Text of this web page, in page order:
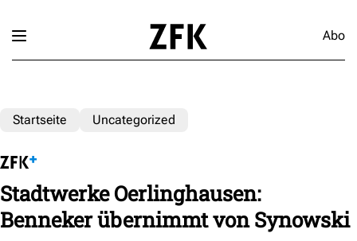
Abo
Startseite Uncategorized
Stadtwerke Oerlinghausen:
Benneker übernimmt von Synowski